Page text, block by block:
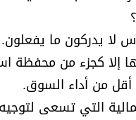
يدركون ما يفعلون.
إلا كجزء من محفظة
من أداء السوق.
التي تسعى